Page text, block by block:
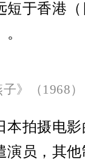
短于香港
子》（1968）
本拍摄电
演员，其